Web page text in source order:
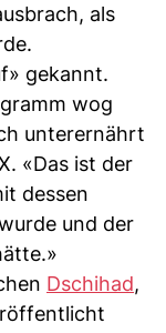
als
gekannt.
wog
unterernährt
«Das ist der
dessen
und der
Dschihad,